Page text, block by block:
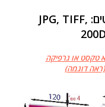
הקבצים ניתן לשלוח בפורמטים: JPG, TIFF,